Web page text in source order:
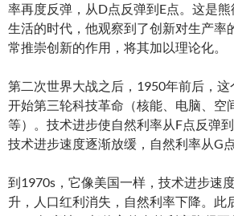
率再度反弹，从D点反弹到E点。这是熊
生活的时代，他观察到了创新对生产率
常推崇创新的作用，将其加以理论化。
第二次世界大战之后，1950年前后，
开始第三轮科技革命（核能、电脑、空
等）。技术进步使自然利率从F点反弹
技术进步速度逐渐放缓，自然利率从G
到1970s，它像美国一样，技术进步速
升，人口红利消失，自然利率下降。此